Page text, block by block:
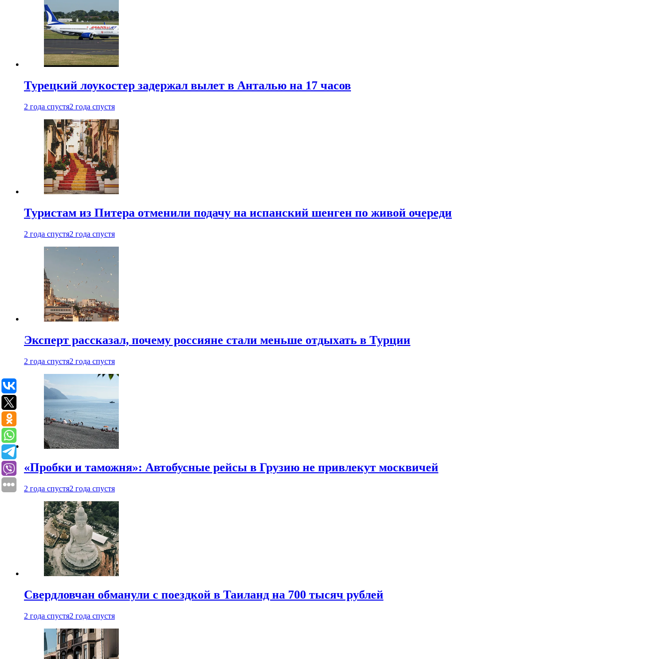
Турецкий лоукостер задержал вылет в Анталью на 17 часов
2 года спустя2 года спустя
Туристам из Питера отменили подачу на испанский шенген по живой очереди
2 года спустя2 года спустя
Эксперт рассказал, почему россияне стали меньше отдыхать в Турции
2 года спустя2 года спустя
«Пробки и таможня»: Автобусные рейсы в Грузию не привлекут москвичей
2 года спустя2 года спустя
Свердловчан обманули с поездкой в Таиланд на 700 тысяч рублей
2 года спустя2 года спустя